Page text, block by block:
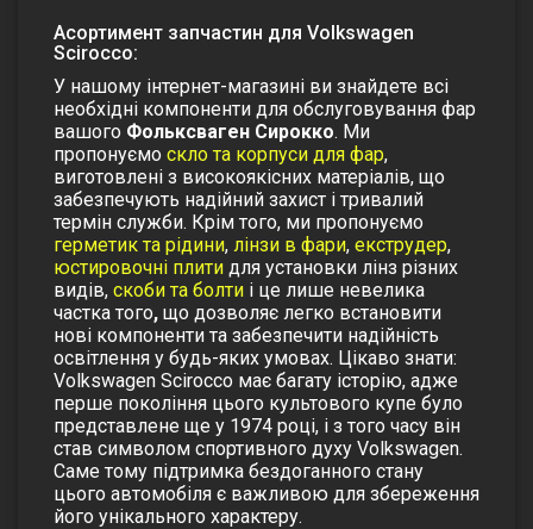
Асортимент запчастин для Volkswagen
Scirocco:
У нашому інтернет-магазині ви знайдете всі
необхідні компоненти для обслуговування фар
вашого Фольксваген Сирокко. Ми
пропонуємо скло та корпуси для фар,
виготовлені з високоякісних матеріалів, що
забезпечують надійний захист і тривалий
термін служби. Крім того, ми пропонуємо
герметик та рідини, лінзи в фари, екструдер,
юстировочні плити для установки лінз різних
видів, скоби та болти і це лише невелика
частка того, що дозволяє легко встановити
нові компоненти та забезпечити надійність
освітлення у будь-яких умовах. Цікаво знати:
Volkswagen Scirocco має багату історію, адже
перше покоління цього культового купе було
представлене ще у 1974 році, і з того часу він
став символом спортивного духу Volkswagen.
Саме тому підтримка бездоганного стану
цього автомобіля є важливою для збереження
його унікального характеру.